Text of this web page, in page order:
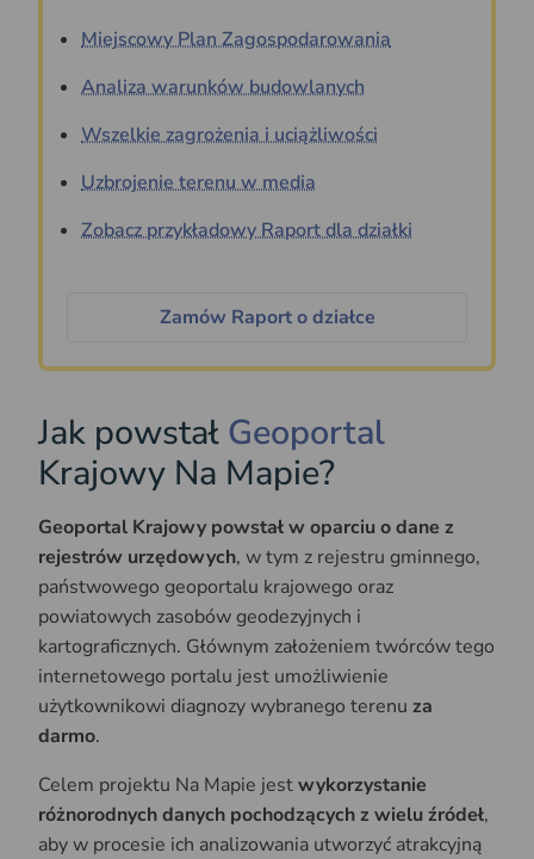
Miejscowy Plan Zagospodarowania
Analiza warunków budowlanych
Wszelkie zagrożenia i uciążliwości
Uzbrojenie terenu w media
Zobacz przykładowy Raport dla działki
Zamów Raport o działce
Jak powstał Geoportal
Krajowy Na Mapie?
Geoportal Krajowy powstał w oparciu o dane z
rejestrów urzędowych, w tym z rejestru gminnego,
państwowego geoportalu krajowego oraz
powiatowych zasobów geodezyjnych i
kartograficznych. Głównym założeniem twórców tego
internetowego portalu jest umożliwienie
użytkownikowi diagnozy wybranego terenu za
darmo.
Celem projektu Na Mapie jestwykorzystanie
różnorodnych danych pochodzących z wielu źródeł,
aby w procesie ich analizowania utworzyć atrakcyjną